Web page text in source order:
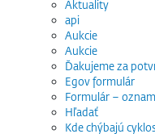
Aktuality
api
Aukcie
Aukcie
Ďakujeme za
Egov formulár
Formulár – oznam
Hľadať
Kde chýbajú